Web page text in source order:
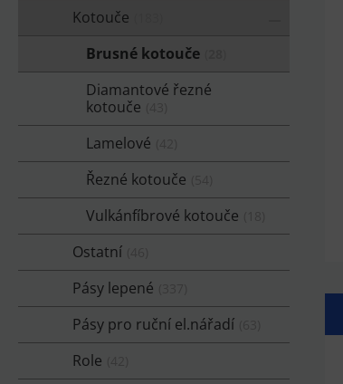
Kotouče
Brusné kotouče
Diamantové řezné
kotouče
Lamelové
Řezné kotouče
Vulkánfíbrové kotouče
Ostatní
Pásy lepené
Pásy pro ruční el.nářadí
Role